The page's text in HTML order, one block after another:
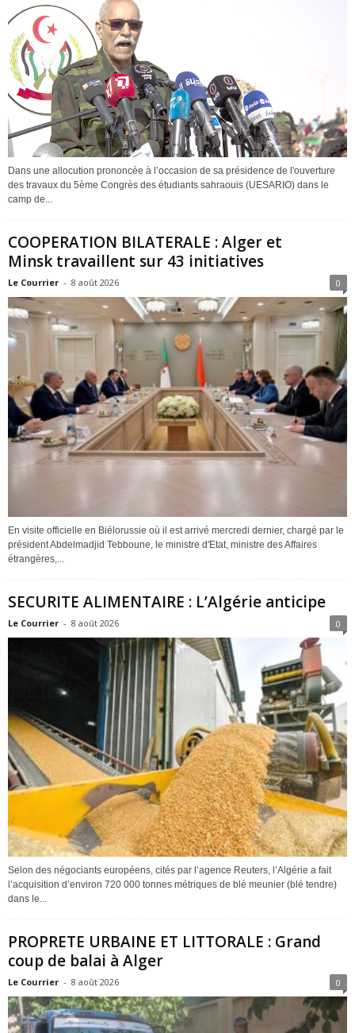
Dans une allocution prononcée à l’occasion de sa présidence de l'ouverture
des travaux du 5ème Congrès des étudiants sahraouis (UESARIO) dans le
camp de...
COOPERATION BILATERALE : Alger et
Minsk travaillent sur 43 initiatives
Le Courrier - 8 août 2026 0
En visite officielle en Biélorussie où il est arrivé mercredi dernier, chargé par le
président Abdelmadjid Tebboune, le ministre d'Etat, ministre des Affaires
étrangères,...
SECURITE ALIMENTAIRE : L’Algérie anticipe
Le Courrier - 8 août 2026 0
Selon des négociants européens, cités par l’agence Reuters, l’Algérie a fait
l’acquisition d’environ 720 000 tonnes métriques de blé meunier (blé tendre)
dans le...
PROPRETE URBAINE ET LITTORALE : Grand
coup de balai à Alger
Le Courrier - 8 août 2026 0